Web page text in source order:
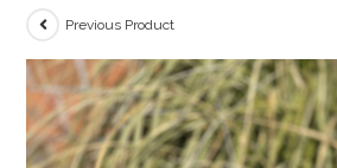
Previous Product